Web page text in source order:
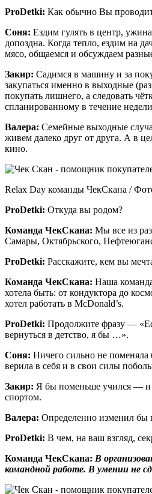
ProDetki: Как обычно Вы
Соня: Ездим гулять в центр,
допоздна. Когда тепло, ездим на
мясо, общаемся и обсуждаем
Закир: Садимся в машину и за
закупаться именно в выходные
покупать лишнего, а следовать
спланированному в течение
Валера: Семейные выходные
живем далеко друг от друга. А в
кино.
Relax Day команды ЧекСкана /
ProDetki: Откуда вы родом?
Команда ЧекСкана: Мы все из
Самары, Октябрьского,
ProDetki: Расскажите, кем вы
Команда ЧекСкана: Наша
хотела быть: от кондуктора до
хотел работать в McDonald’s.
ProDetki: Продолжите фразу —
вернуться в детство, я бы …».
Соня: Ничего сильно не
верила в себя и в свои силы
Закир: Я бы поменьше учился — и
спортом.
Валера: Определенно изменил бы
ProDetki: В чем, на ваш взгляд,
Команда ЧекСкана: В
командной работе. В умении не